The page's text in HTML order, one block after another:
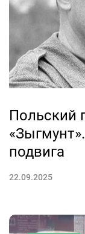
Польский
подвига
22.09.2025